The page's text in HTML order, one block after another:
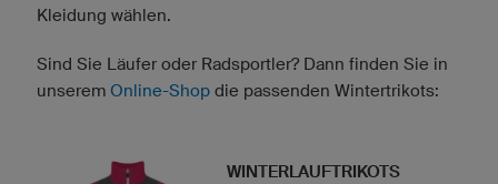
Kleidung wählen.
Sind Sie Läufer oder Radsportler? Dann finden Sie in
unserem Online-Shop die passenden Wintertrikots:
WINTERLAUFTRIKOTS